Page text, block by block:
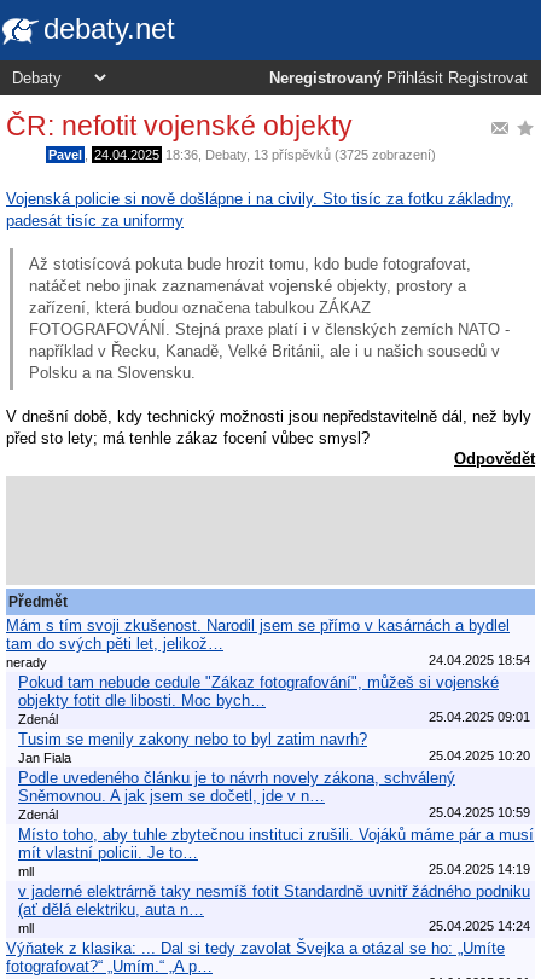
debaty.net
Neregistrovaný Přihlásit Registrovat
ČR: nefotit vojenské objekty
Pavel 24.04.2025 18:36 Debaty, 13 příspěvků (3725 zobrazení)
Vojenská policie si nově došlápne i na civily. Sto tisíc za fotku základny,
padesát tisíc za uniformy
Až stotisícová pokuta bude hrozit tomu, kdo bude fotografovat,
natáčet nebo jinak zaznamenávat vojenské objekty, prostory a
zařízení, která budou označena tabulkou ZÁKAZ
FOTOGRAFOVÁNÍ. Stejná praxe platí i v členských zemích NATO -
například v Řecku, Kanadě, Velké Británii, ale i u našich sousedů v
Polsku a na Slovensku.
V dnešní době, kdy technický možnosti jsou nepředstavitelně dál, než byly
před sto lety; má tenhle zákaz focení vůbec smysl?
Odpovědět
Předmět
Mám s tím svoji zkušenost. Narodil jsem se přímo v kasárnách a bydlel
tam do svých pěti let, jelikož…
nerady 24.04.2025 18:54
Pokud tam nebude cedule "Zákaz fotografování", můžeš si vojenské
objekty fotit dle libosti. Moc bych…
Zdenál 25.04.2025 09:01
Tusim se menily zakony nebo to byl zatim navrh?
Jan Fiala 25.04.2025 10:20
Podle uvedeného článku je to návrh novely zákona, schválený
Sněmovnou. A jak jsem se dočetl, jde v n…
Zdenál 25.04.2025 10:59
Místo toho, aby tuhle zbytečnou instituci zrušili. Vojáků máme pár a musí
mít vlastní policii. Je to…
mll 25.04.2025 14:19
v jaderné elektrárně taky nesmíš fotit Standardně uvnitř žádného podniku
(ať dělá elektriku, auta n…
mll 25.04.2025 14:24
Výňatek z klasika: ... Dal si tedy zavolat Švejka a otázal se ho: „Umíte
fotografovat?“ „Umím.“ „A p…